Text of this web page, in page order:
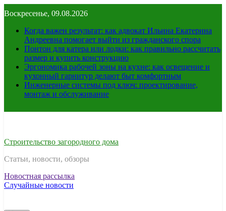
к
содержимому
Воскресенье, 09.08.2026
Когда важен результат: как адвокат Ильина Екатерина
Андреевна помогает выйти из гражданского спора
Понтон для катера или лодки: как правильно рассчитать
размер и купить конструкцию
Эргономика рабочей зоны на кухне: как освещение и
кухонный гарнитур делают быт комфортным
Инженерные системы под ключ: проектирование,
монтаж и обслуживание
Строительство загородного дома
Статьи, новости, обзоры
Новостная рассылка
Случайные новости